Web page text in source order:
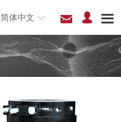
끀
낂 넙
ꀅ
简体中文